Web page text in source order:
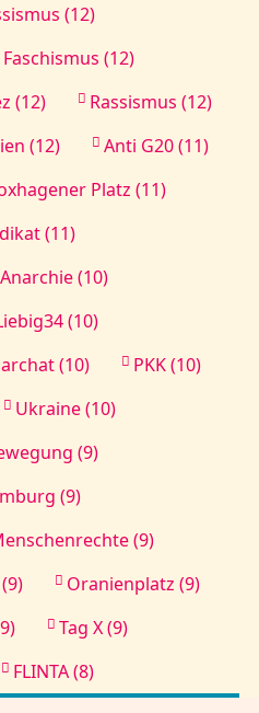
(12)
Faschismus (12)
(12)
Rassismus (12)
(12)
Anti G20 (11)
Platz (11)
(11)
Anarchie (10)
(10)
(10)
PKK (10)
Ukraine (10)
(9)
(9)
(9)
Oranienplatz (9)
Tag X (9)
FLINTA (8)